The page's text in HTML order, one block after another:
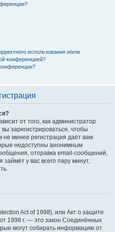
использования и/или
конференцией?
от того, как администратор
зарегистрироваться, чтобы
менее регистрация даёт вам
недоступны анонимным
отправка email-сообщений,
займёт у вас всего пару минут,
Act of 1998), или Акт о защите
1998 г. — это закон Соединённых
могут собирать информацию от